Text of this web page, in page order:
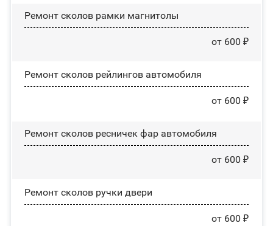
Ремонт сколов рамки магнитолы
от 600 ₽
Ремонт сколов рейлингов автомобиля
от 600 ₽
Ремонт сколов ресничек фар автомобиля
от 600 ₽
Ремонт сколов ручки двери
от 600 ₽